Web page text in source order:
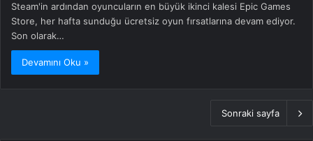
Steam'in ardından oyuncuların en büyük ikinci kalesi Epic Games
Store, her hafta sunduğu ücretsiz oyun fırsatlarına devam ediyor.
Son olarak…
Devamını Oku »
Sonraki sayfa